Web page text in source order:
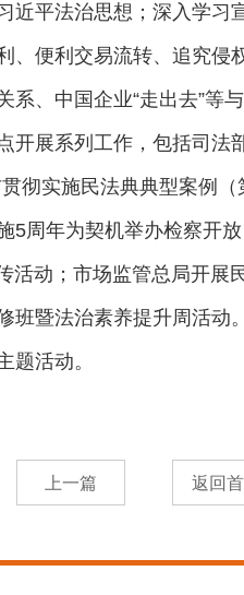
近平法治思想；深入学
、便利交易流转、追究
、中国企业“走出去”等
开展系列工作，包括司
彻实施民法典典型案例
5周年为契机举办检察开
活动；市场监管总局开
班暨法治素养提升周活
题活动。